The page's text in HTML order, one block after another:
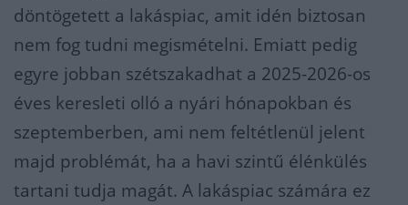
döntögetett a lakáspiac, amit idén biztosan
nem fog tudni megismételni. Emiatt pedig
egyre jobban szétszakadhat a 2025-2026-os
éves keresleti olló a nyári hónapokban és
szeptemberben, ami nem feltétlenül jelent
majd problémát, ha a havi szintű élénkülés
tartani tudja magát. A lakáspiac számára ez